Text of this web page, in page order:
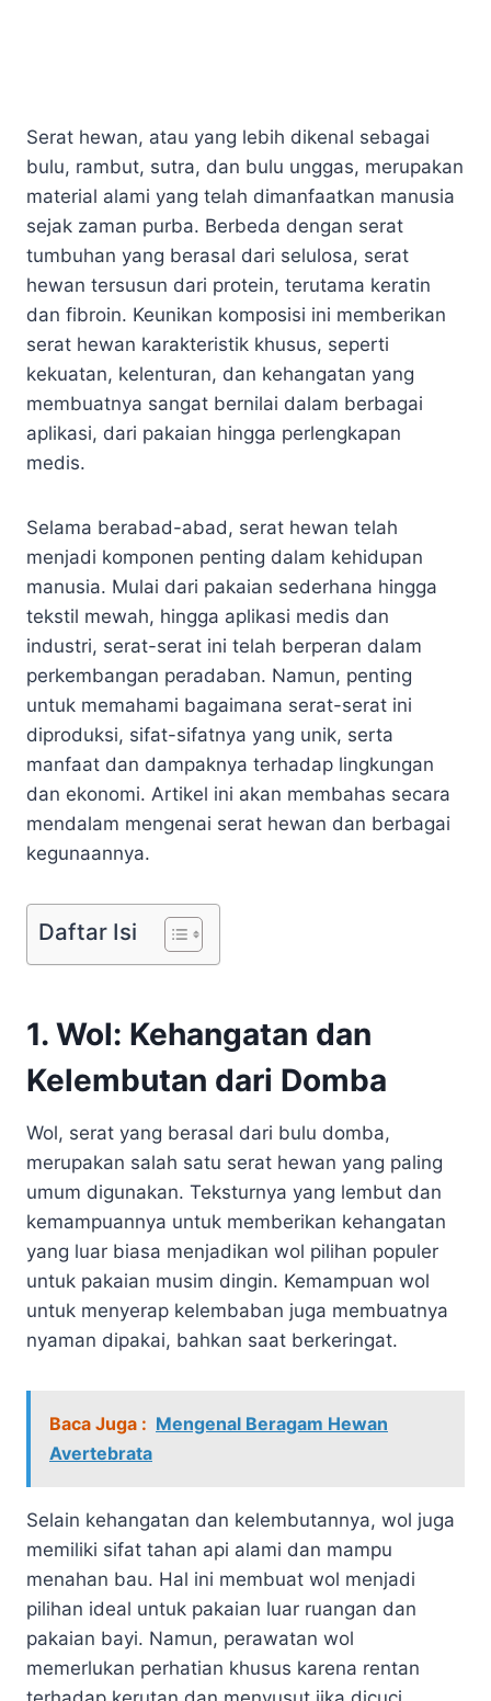
Serat hewan, atau yang lebih dikenal sebagai
bulu, rambut, sutra, dan bulu unggas, merupakan
material alami yang telah dimanfaatkan manusia
sejak zaman purba. Berbeda dengan serat
tumbuhan yang berasal dari selulosa, serat
hewan tersusun dari protein, terutama keratin
dan fibroin. Keunikan komposisi ini memberikan
serat hewan karakteristik khusus, seperti
kekuatan, kelenturan, dan kehangatan yang
membuatnya sangat bernilai dalam berbagai
aplikasi, dari pakaian hingga perlengkapan
medis.
Selama berabad-abad, serat hewan telah
menjadi komponen penting dalam kehidupan
manusia. Mulai dari pakaian sederhana hingga
tekstil mewah, hingga aplikasi medis dan
industri, serat-serat ini telah berperan dalam
perkembangan peradaban. Namun, penting
untuk memahami bagaimana serat-serat ini
diproduksi, sifat-sifatnya yang unik, serta
manfaat dan dampaknya terhadap lingkungan
dan ekonomi. Artikel ini akan membahas secara
mendalam mengenai serat hewan dan berbagai
kegunaannya.
Daftar Isi
1. Wol: Kehangatan dan
Kelembutan dari Domba
Wol, serat yang berasal dari bulu domba,
merupakan salah satu serat hewan yang paling
umum digunakan. Teksturnya yang lembut dan
kemampuannya untuk memberikan kehangatan
yang luar biasa menjadikan wol pilihan populer
untuk pakaian musim dingin. Kemampuan wol
untuk menyerap kelembaban juga membuatnya
nyaman dipakai, bahkan saat berkeringat.
Baca Juga : Mengenal Beragam Hewan
Avertebrata
Selain kehangatan dan kelembutannya, wol juga
memiliki sifat tahan api alami dan mampu
menahan bau. Hal ini membuat wol menjadi
pilihan ideal untuk pakaian luar ruangan dan
pakaian bayi. Namun, perawatan wol
memerlukan perhatian khusus karena rentan